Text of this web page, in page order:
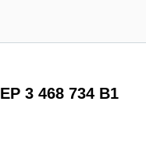
EP 3 468 734 B1